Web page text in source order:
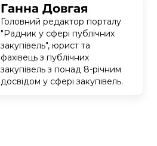
Ганна Довгая
Головний редактор порталу
"Радник у сфері публічних
закупівель", юрист та
фахівець з публічних
закупівель з понад 8-річним
досвідом у сфері закупівель.